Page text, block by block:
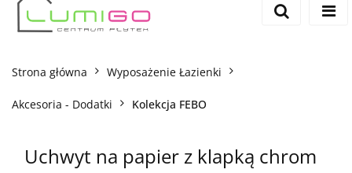
Strona główna Wyposażenie Łazienki
Akcesoria - Dodatki Kolekcja FEBO
Uchwyt na papier z klapką chrom